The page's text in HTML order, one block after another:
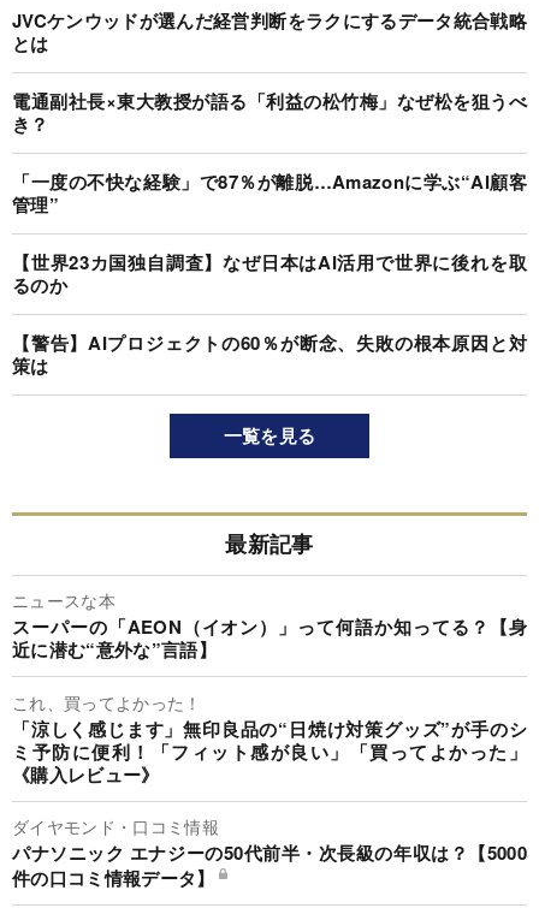
JVCケンウッドが選んだ経営判断をラクにするデータ統合戦略
とは
電通副社長×東大教授が語る「利益の松竹梅」なぜ松を狙うべ
き？
「一度の不快な経験」で87％が離脱…Amazonに学ぶ“AI顧客
管理”
【世界23カ国独自調査】なぜ日本はAI活用で世界に後れを取
るのか
【警告】AIプロジェクトの60％が断念、失敗の根本原因と対
策は
一覧を見る
最新記事
ニュースな本
スーパーの「AEON（イオン）」って何語か知ってる？【身
近に潜む“意外な”言語】
これ、買ってよかった！
「涼しく感じます」無印良品の“日焼け対策グッズ”が手のシ
ミ予防に便利！「フィット感が良い」「買ってよかった」
《購入レビュー》
ダイヤモンド・口コミ情報
パナソニック エナジーの50代前半・次長級の年収は？【5000
件の口コミ情報データ】